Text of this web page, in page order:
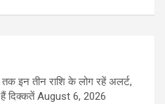
इन तीन राशि के लोग रहें अलर्ट,
दिक्कतें August 6, 2026